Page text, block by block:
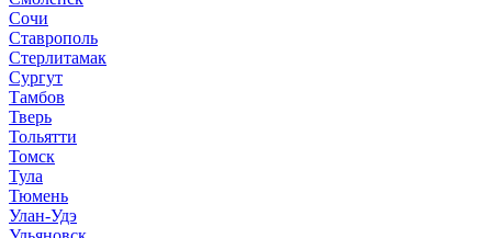
Сочи
Ставрополь
Стерлитамак
Сургут
Тамбов
Тверь
Тольятти
Томск
Тула
Тюмень
Улан-Удэ